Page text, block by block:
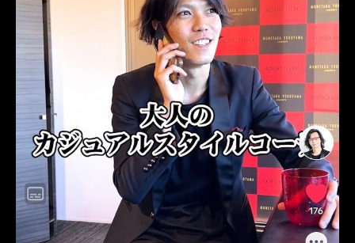
タキシード靴 TikTok TikToker
オーダータキシード横浜 レンタルタキシード横浜
MUMNETAKAYOKOYAMA 疑問 解決 お悩み相談